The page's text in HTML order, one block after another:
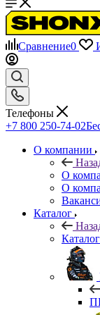
Сравнение0
Телефоны
+7 800 250-74-02
О компании
О
О
Каталог
Каталог